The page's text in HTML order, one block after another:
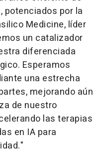
potenciados por la
Medicine, líder
un catalizador
diferenciada
Esperamos
una estrecha
mejorando aún
de nuestro
las terapias
en IA para